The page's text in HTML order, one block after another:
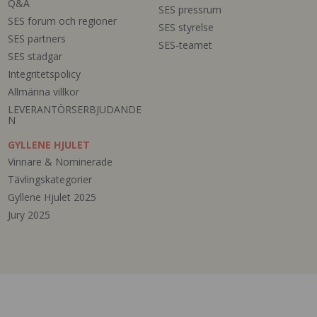
Q&A
SES forum och regioner
SES partners
SES stadgar
Integritetspolicy
Allmänna villkor
LEVERANTÖRSERBJUDANDE
N
GYLLENE HJULET
Vinnare & Nominerade
Tävlingskategorier
Gyllene Hjulet 2025
Jury 2025
SES pressrum
SES styrelse
SES-teamet